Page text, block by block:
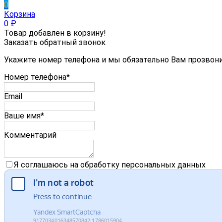
0
Корзина
0 ₽
Товар добавлен в корзину!
Заказать обратный звонок
Укажите номер телефона и мы обязательно Вам
Номер телефона*
Email
Ваше имя*
Комментарий
Я соглашаюсь на обработку персональных данных